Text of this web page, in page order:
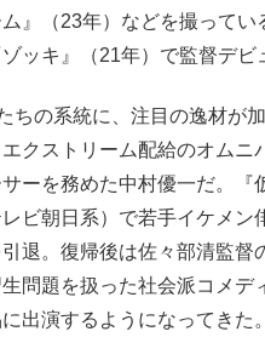
ム』（23年）などを撮って
ッキ』（21年）で監督デビ
ちの系統に、注目の逸材が
クストリーム配給のオムニ
ーを務めた中村優一だ。『
ビ朝日系）で若手イケメン
退。復帰後は佐々部清監督
問題を扱った社会派コメデ
出演するようになってきた。